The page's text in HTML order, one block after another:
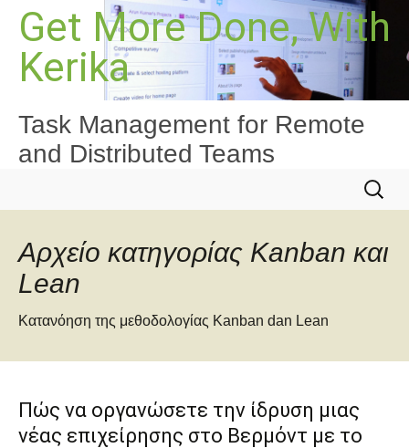
Μετάβαση
περιεχόμενο
Get More Done, With
Kerika
Task Management for Remote
and Distributed Teams
για:
Αρχείο κατηγορίας Kanban και
Lean
Κατανόηση της μεθοδολογίας Kanban dan Lean
Πώς να οργανώσετε την ίδρυση μιας
νέας επιχείρησης στο Βερμόντ με το